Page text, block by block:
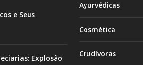
e Seus
Explosão
Ayurvédicas
Cosmética
Crudívoras